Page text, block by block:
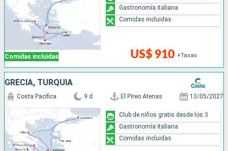
Comidas incluidas US$ 910 +Tasas
Gastronomía italiana
Comidas incluidas
GRECIA, TURQUÍA
Costa Pacifica 9 d El Pireo Atenas 13/05/2027
Club de niños gratis desde los 3
Gastronomía italiana
Comidas incluidas